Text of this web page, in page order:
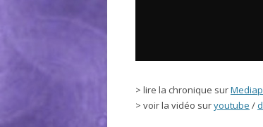
> lire la chronique sur
> voir la vidéo suryoutube /